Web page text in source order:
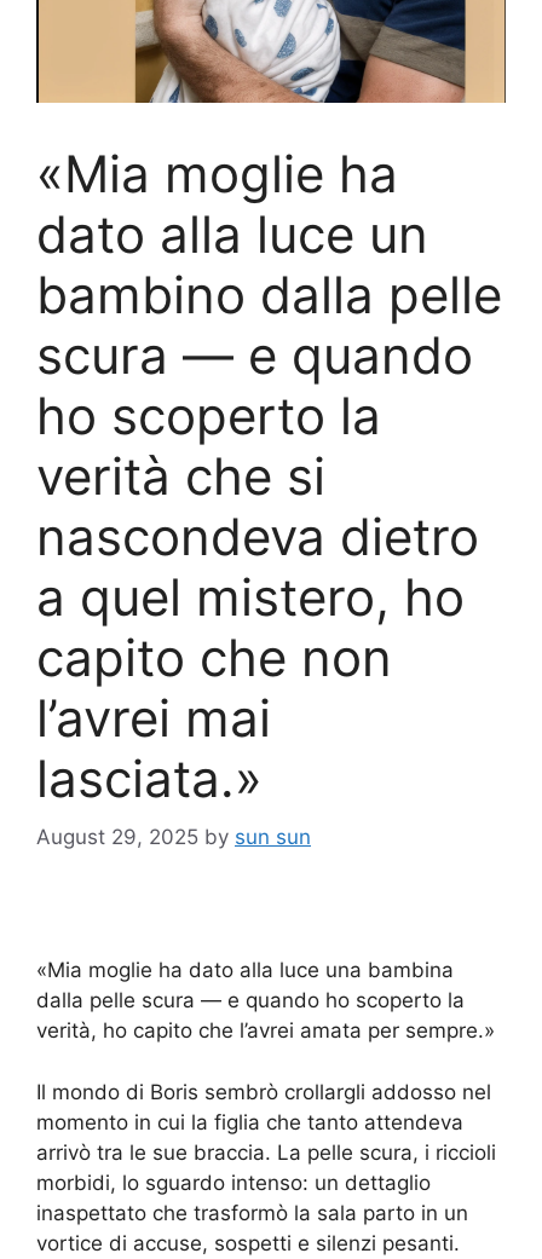
«Mia moglie ha
dato alla luce un
bambino dalla pelle
scura — e quando
ho scoperto la
verità che si
nascondeva dietro
a quel mistero, ho
capito che non
l’avrei mai
lasciata.»
August 29, 2025 by sun sun
«Mia moglie ha dato alla luce una bambina
dalla pelle scura — e quando ho scoperto la
verità, ho capito che l’avrei amata per sempre.»
Il mondo di Boris sembrò crollargli addosso nel
momento in cui la figlia che tanto attendeva
arrivò tra le sue braccia. La pelle scura, i riccioli
morbidi, lo sguardo intenso: un dettaglio
inaspettato che trasformò la sala parto in un
vortice di accuse, sospetti e silenzi pesanti.